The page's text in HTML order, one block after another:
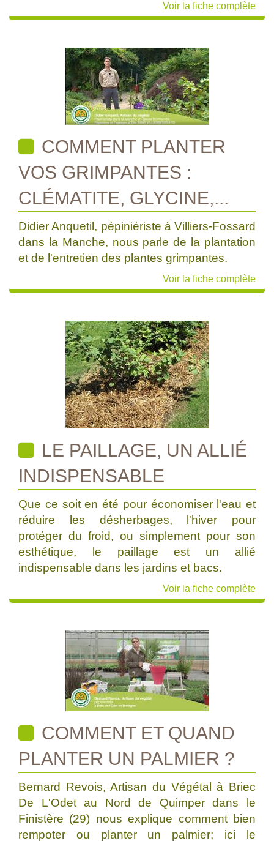
Voir la fiche complète
COMMENT PLANTER
VOS GRIMPANTES :
CLÉMATITE, GLYCINE,...
Didier Anquetil, pépiniériste à Villiers-Fossard
dans la Manche, nous parle de la plantation
et de l'entretien des plantes grimpantes.
Voir la fiche complète
LE PAILLAGE, UN ALLIÉ
INDISPENSABLE
Que ce soit en été pour économiser l'eau et
réduire les désherbages, l'hiver pour
protéger du froid, ou simplement pour son
esthétique, le paillage est un allié
indispensable dans les jardins et bacs.
Voir la fiche complète
COMMENT ET QUAND
PLANTER UN PALMIER ?
Bernard Revois, Artisan du Végétal à Briec
De L'Odet au Nord de Quimper dans le
Finistère (29) nous explique comment bien
rempoter ou planter un palmier; ici le